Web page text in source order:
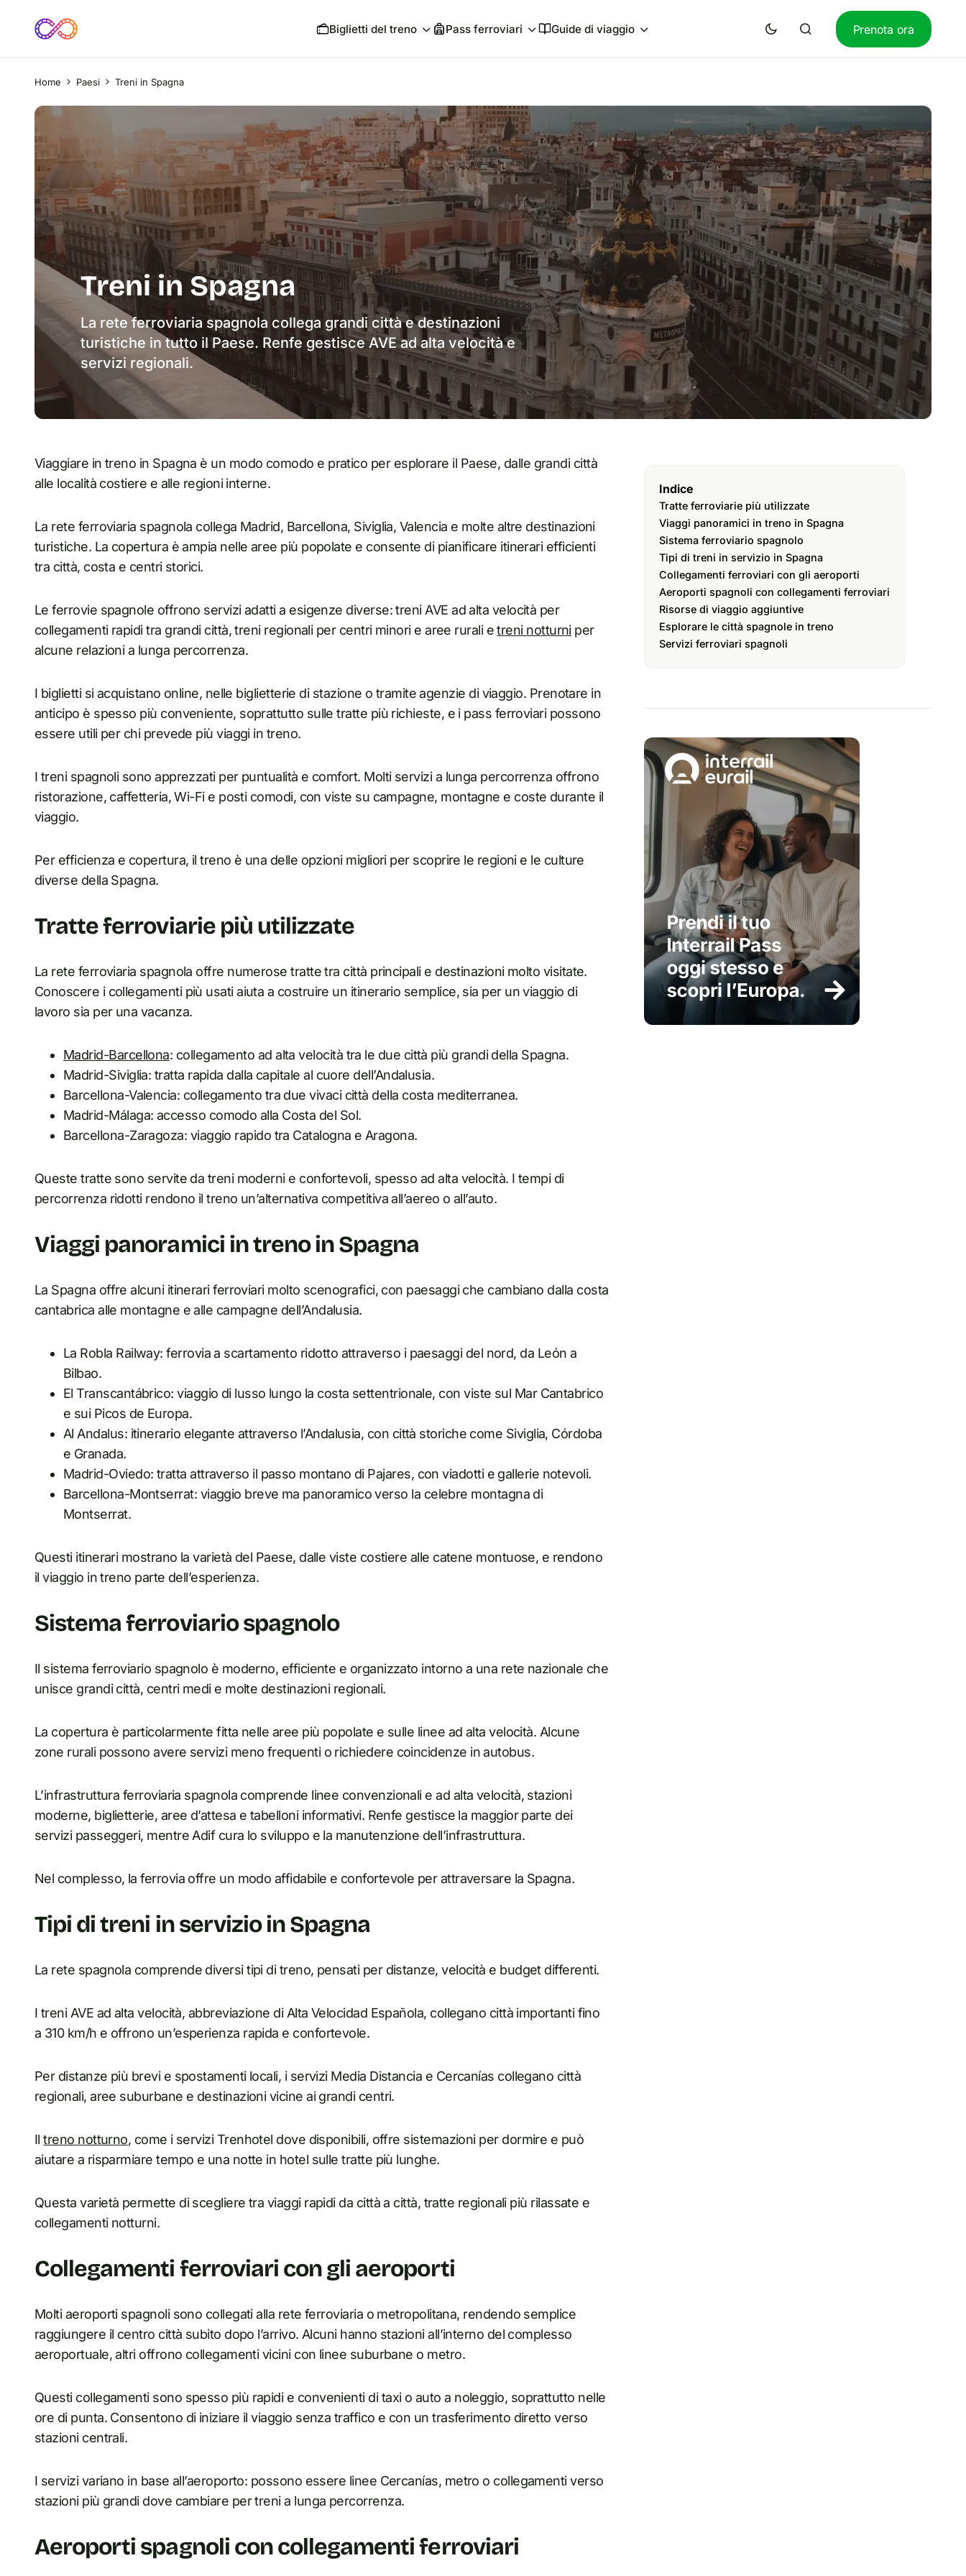
Biglietti del treno Pass ferroviari Guide di viaggio Prenota ora
Home Paesi Treni in Spagna
Treni in Spagna
La rete ferroviaria spagnola collega grandi città e destinazioni
turistiche in tutto il Paese. Renfe gestisce AVE ad alta velocità e
servizi regionali.
Viaggiare in treno in Spagna è un modo comodo e pratico per esplorare il Paese, dalle grandi città
alle località costiere e alle regioni interne.
La rete ferroviaria spagnola collega Madrid, Barcellona, Siviglia, Valencia e molte altre destinazioni
turistiche. La copertura è ampia nelle aree più popolate e consente di pianificare itinerari efficienti
tra città, costa e centri storici.
Le ferrovie spagnole offrono servizi adatti a esigenze diverse: treni AVE ad alta velocità per
collegamenti rapidi tra grandi città, treni regionali per centri minori e aree rurali etreni notturniper
alcune relazioni a lunga percorrenza.
I biglietti si acquistano online, nelle biglietterie di stazione o tramite agenzie di viaggio. Prenotare in
anticipo è spesso più conveniente, soprattutto sulle tratte più richieste, e i pass ferroviari possono
essere utili per chi prevede più viaggi in treno.
I treni spagnoli sono apprezzati per puntualità e comfort. Molti servizi a lunga percorrenza offrono
ristorazione, caffetteria, Wi-Fi e posti comodi, con viste su campagne, montagne e coste durante il
viaggio.
Per efficienza e copertura, il treno è una delle opzioni migliori per scoprire le regioni e le culture
diverse della Spagna.
Tratte ferroviarie più utilizzate
La rete ferroviaria spagnola offre numerose tratte tra città principali e destinazioni molto visitate.
Conoscere i collegamenti più usati aiuta a costruire un itinerario semplice, sia per un viaggio di
lavoro sia per una vacanza.
Madrid-Barcellona: collegamento ad alta velocità tra le due città più grandi della Spagna.
Madrid-Siviglia: tratta rapida dalla capitale al cuore dell’Andalusia.
Barcellona-Valencia: collegamento tra due vivaci città della costa mediterranea.
Madrid-Málaga: accesso comodo alla Costa del Sol.
Barcellona-Zaragoza: viaggio rapido tra Catalogna e Aragona.
Queste tratte sono servite da treni moderni e confortevoli, spesso ad alta velocità. I tempi di
percorrenza ridotti rendono il treno un’alternativa competitiva all’aereo o all’auto.
Viaggi panoramici in treno in Spagna
La Spagna offre alcuni itinerari ferroviari molto scenografici, con paesaggi che cambiano dalla costa
cantabrica alle montagne e alle campagne dell’Andalusia.
La Robla Railway: ferrovia a scartamento ridotto attraverso i paesaggi del nord, da León a
Bilbao.
El Transcantábrico: viaggio di lusso lungo la costa settentrionale, con viste sul Mar Cantabrico
e sui Picos de Europa.
Al Andalus: itinerario elegante attraverso l’Andalusia, con città storiche come Siviglia, Córdoba
e Granada.
Madrid-Oviedo: tratta attraverso il passo montano di Pajares, con viadotti e gallerie notevoli.
Barcellona-Montserrat: viaggio breve ma panoramico verso la celebre montagna di
Montserrat.
Questi itinerari mostrano la varietà del Paese, dalle viste costiere alle catene montuose, e rendono
il viaggio in treno parte dell’esperienza.
Sistema ferroviario spagnolo
Il sistema ferroviario spagnolo è moderno, efficiente e organizzato intorno a una rete nazionale che
unisce grandi città, centri medi e molte destinazioni regionali.
La copertura è particolarmente fitta nelle aree più popolate e sulle linee ad alta velocità. Alcune
zone rurali possono avere servizi meno frequenti o richiedere coincidenze in autobus.
L’infrastruttura ferroviaria spagnola comprende linee convenzionali e ad alta velocità, stazioni
moderne, biglietterie, aree d’attesa e tabelloni informativi. Renfe gestisce la maggior parte dei
servizi passeggeri, mentre Adif cura lo sviluppo e la manutenzione dell’infrastruttura.
Nel complesso, la ferrovia offre un modo affidabile e confortevole per attraversare la Spagna.
Tipi di treni in servizio in Spagna
La rete spagnola comprende diversi tipi di treno, pensati per distanze, velocità e budget differenti.
I treni AVE ad alta velocità, abbreviazione di Alta Velocidad Española, collegano città importanti fino
a 310 km/h e offrono un’esperienza rapida e confortevole.
Per distanze più brevi e spostamenti locali, i servizi Media Distancia e Cercanías collegano città
regionali, aree suburbane e destinazioni vicine ai grandi centri.
Iltreno notturno, come i servizi Trenhotel dove disponibili, offre sistemazioni per dormire e può
aiutare a risparmiare tempo e una notte in hotel sulle tratte più lunghe.
Questa varietà permette di scegliere tra viaggi rapidi da città a città, tratte regionali più rilassate e
collegamenti notturni.
Collegamenti ferroviari con gli aeroporti
Molti aeroporti spagnoli sono collegati alla rete ferroviaria o metropolitana, rendendo semplice
raggiungere il centro città subito dopo l’arrivo. Alcuni hanno stazioni all’interno del complesso
aeroportuale, altri offrono collegamenti vicini con linee suburbane o metro.
Questi collegamenti sono spesso più rapidi e convenienti di taxi o auto a noleggio, soprattutto nelle
ore di punta. Consentono di iniziare il viaggio senza traffico e con un trasferimento diretto verso
stazioni centrali.
I servizi variano in base all’aeroporto: possono essere linee Cercanías, metro o collegamenti verso
stazioni più grandi dove cambiare per treni a lunga percorrenza.
Aeroporti spagnoli con collegamenti ferroviari
Indice
Tratte ferroviarie più utilizzate
Viaggi panoramici in treno in Spagna
Sistema ferroviario spagnolo
Tipi di treni in servizio in Spagna
Collegamenti ferroviari con gli aeroporti
Aeroporti spagnoli con collegamenti ferroviari
Risorse di viaggio aggiuntive
Esplorare le città spagnole in treno
Servizi ferroviari spagnoli